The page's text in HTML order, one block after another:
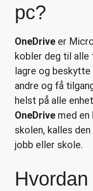
pc?
OneDrive er
kobler deg til alle
lagre og
andre og få
helst på alle
OneDrive med
skolen, kalles
jobb eller skole.